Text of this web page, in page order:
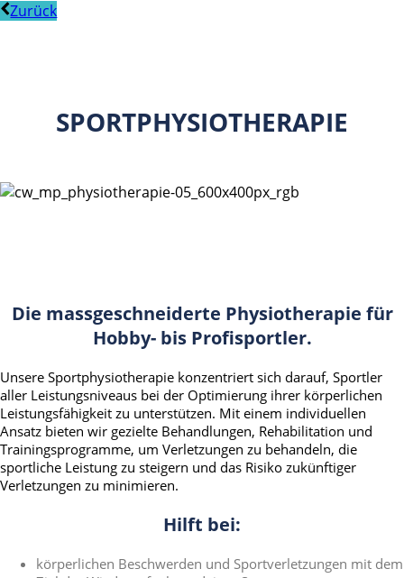
Zurück
SPORTPHYSIOTHERAPIE
Die massgeschneiderte Physiotherapie für
Hobby- bis Profisportler.
Unsere Sportphysiotherapie konzentriert sich darauf, Sportler
aller Leistungsniveaus bei der Optimierung ihrer körperlichen
Leistungsfähigkeit zu unterstützen. Mit einem individuellen
Ansatz bieten wir gezielte Behandlungen, Rehabilitation und
Trainingsprogramme, um Verletzungen zu behandeln, die
sportliche Leistung zu steigern und das Risiko zukünftiger
Verletzungen zu minimieren.
Hilft bei:
körperlichen Beschwerden und Sportverletzungen mit dem